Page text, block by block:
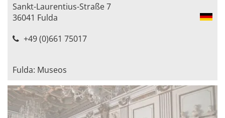
Sankt-Laurentius-Straße 7
36041 Fulda
+49 (0)661 75017
Fulda: Museos